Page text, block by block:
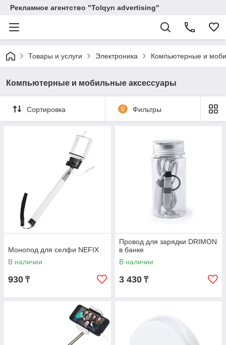
Рекламное агентство "Tolqyn advertising"
Товары и услуги Электроника Компьютерные и
Компьютерные и мобильные аксессуары
Сортировка 0 Фильтры
Монопод для селфи NEFIX
В наличии
930 ₸
Провод для зарядки DRIMON
в банке
В наличии
3 430 ₸